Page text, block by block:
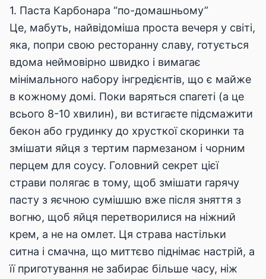
1. Паста Карбонара “по-домашньому”
Це, мабуть, найвідоміша проста вечеря у світі,
яка, попри свою ресторанну славу, готується
вдома неймовірно швидко і вимагає
мінімального набору інгредієнтів, що є майже
в кожному домі. Поки варяться спагеті (а це
всього 8-10 хвилин), ви встигаєте підсмажити
бекон або грудинку до хрусткої скоринки та
змішати яйця з тертим пармезаном і чорним
перцем для соусу. Головний секрет цієї
страви полягає в тому, щоб змішати гарячу
пасту з яєчною сумішшю вже після зняття з
вогню, щоб яйця перетворилися на ніжний
крем, а не на омлет. Ця страва настільки
ситна і смачна, що миттєво піднімає настрій, а
її приготування не забирає більше часу, ніж